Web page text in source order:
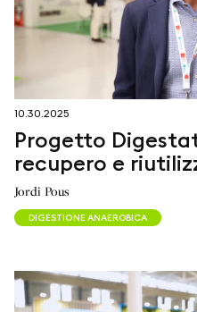
10.30.2025
Progetto
recupero e
Jordi Pous
DIGESTIONE ANAEROBICA